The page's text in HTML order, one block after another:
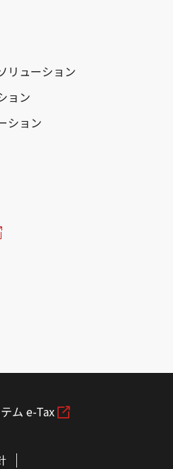
リューション
ョン
ション
ム e-Tax